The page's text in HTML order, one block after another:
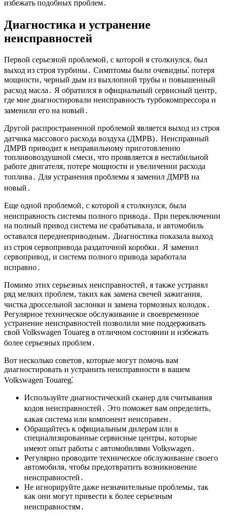
избежать подобных проблем․
Диагностика и устранение
неисправностей
Первой серьезной проблемой‚ с которой я столкнулся‚ был
выход из строя турбины․ Симптомы были очевидны⁚ потеря
мощности‚ черный дым из выхлопной трубы и повышенный
расход масла․ Я обратился в официальный сервисный центр‚
где мне диагностировали неисправность турбокомпрессора и
заменили его на новый․
Другой распространенной проблемой является выход из строя
датчика массового расхода воздуха (ДМРВ)․ Неисправный
ДМРВ приводит к неправильному приготовлению
топливовоздушной смеси‚ что проявляется в нестабильной
работе двигателя‚ потере мощности и увеличении расхода
топлива․ Для устранения проблемы я заменил ДМРВ на
новый․
Еще одной проблемой‚ с которой я столкнулся‚ была
неисправность системы полного привода․ При переключении
на полный привод система не срабатывала‚ и автомобиль
оставался переднеприводным․ Диагностика показала выход
из строя сервопривода раздаточной коробки․ Я заменил
сервопривод‚ и система полного привода заработала
исправно․
Помимо этих серьезных неисправностей‚ я также устранял
ряд мелких проблем‚ таких как замена свечей зажигания‚
чистка дроссельной заслонки и замена тормозных колодок․
Регулярное техническое обслуживание и своевременное
устранение неисправностей позволили мне поддерживать
свой Volkswagen Touareg в отличном состоянии и избежать
более серьезных проблем․
Вот несколько советов‚ которые могут помочь вам
диагностировать и устранить неисправности в вашем
Volkswagen Touareg⁚
Используйте диагностический сканер для считывания
кодов неисправностей․ Это поможет вам определить‚
какая система или компонент неисправен․
Обращайтесь к официальным дилерам или в
специализированные сервисные центры‚ которые
имеют опыт работы с автомобилями Volkswagen․
Регулярно проводите техническое обслуживание своего
автомобиля‚ чтобы предотвратить возникновение
неисправностей․
Не игнорируйте даже незначительные проблемы‚ так
как они могут привести к более серьезным
неисправностям․